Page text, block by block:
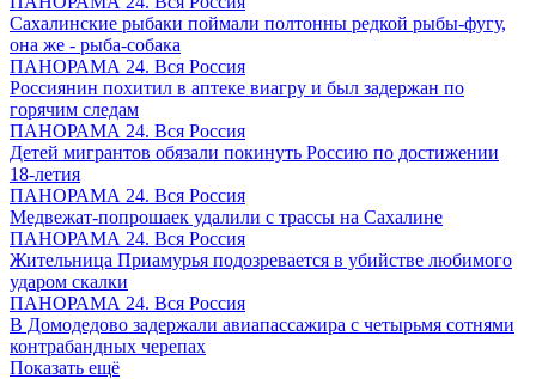
Сахалинские рыбаки поймали полтонны редкой рыбы-фугу,
она же - рыба-собака
ПАНОРАМА 24. Вся Россия
Россиянин похитил в аптеке виагру и был задержан по
горячим следам
ПАНОРАМА 24. Вся Россия
Детей мигрантов обязали покинуть Россию по достижении
18-летия
ПАНОРАМА 24. Вся Россия
Медвежат-попрошаек удалили с трассы на Сахалине
ПАНОРАМА 24. Вся Россия
Жительница Приамурья подозревается в убийстве любимого
ударом скалки
ПАНОРАМА 24. Вся Россия
В Домодедово задержали авиапассажира с четырьмя сотнями
контрабандных черепах
Показать ещё